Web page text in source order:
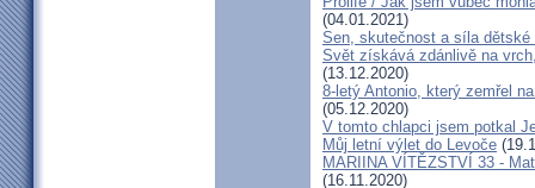
(04.01.2021)
Sen, skutečnost a síla dětské
Svět získává zdánlivě na
(13.12.2020)
8-letý Antonio, který zemřel
(05.12.2020)
V tomto chlapci jsem potkal
Můj letní výlet do Levoče
MARIINA VÍTĚZSTVÍ 33 -
(16.11.2020)